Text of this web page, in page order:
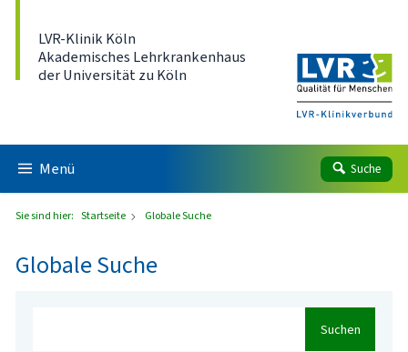
LVR-Klinik Köln
Akademisches Lehrkrankenhaus
der Universität zu Köln
Menü Suche
Sie sind hier: Startseite Globale Suche
Globale Suche
Suchen